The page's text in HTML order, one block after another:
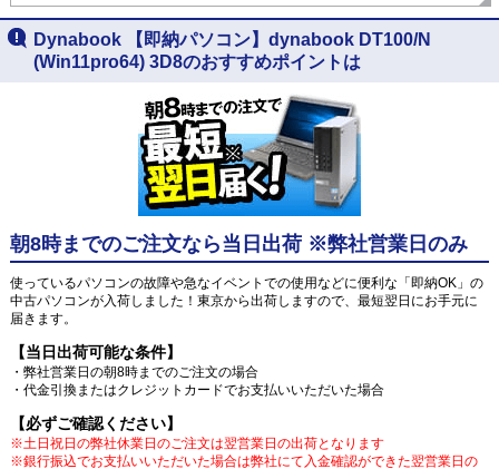
Dynabook 【即納パソコン】dynabook DT100/N
(Win11pro64) 3D8のおすすめポイントは
朝8時までのご注文なら当日出荷 ※弊社営業日のみ
使っているパソコンの故障や急なイベントでの使用などに便利な「即納OK」の
中古パソコンが入荷しました！東京から出荷しますので、最短翌日にお手元に
届きます。
【当日出荷可能な条件】
・弊社営業日の朝8時までのご注文の場合
・代金引換またはクレジットカードでお支払いいただいた場合
【必ずご確認ください】
※土日祝日の弊社休業日のご注文は翌営業日の出荷となります
※銀行振込でお支払いいただいた場合は弊社にて入金確認ができた翌営業日の